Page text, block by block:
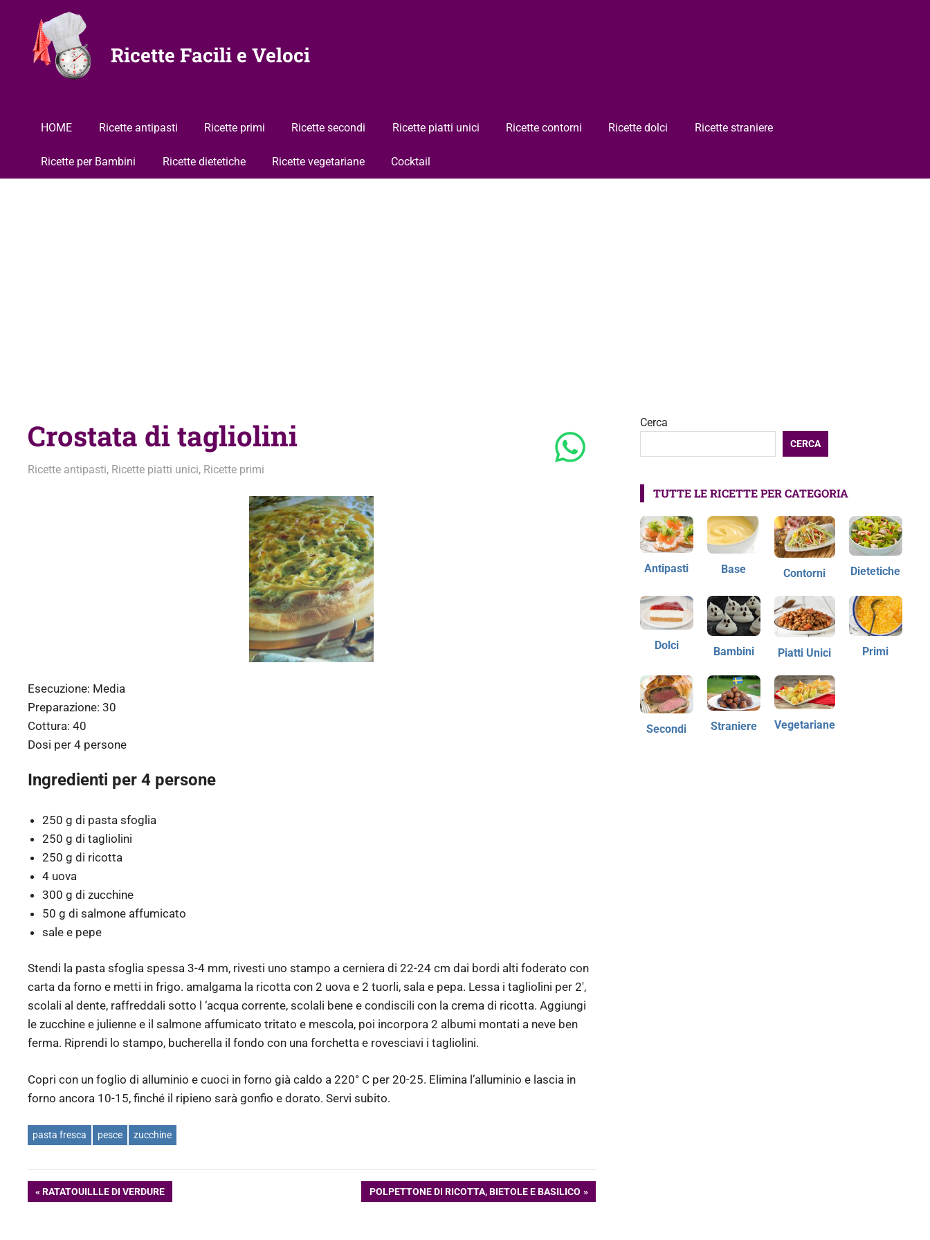
contenuto
Ricette Facili e Veloci
HOME Ricette antipasti Ricette primi Ricette secondi Ricette piatti unici Ricette contorni Ricette dolci Ricette straniere
Ricette per Bambini Ricette dietetiche Ricette vegetariane Cocktail
Crostata di tagliolini
27 Marzo 2012
admin
Ricette antipasti, Ricette piatti unici, Ricette primi
Esecuzione: Media
Preparazione: 30
Cottura: 40
Dosi per 4 persone
Ingredienti per 4 persone
250 g di pasta sfoglia
250 g di tagliolini
250 g di ricotta
4 uova
300 g di zucchine
50 g di salmone affumicato
sale e pepe
Stendi la pasta sfoglia spessa 3-4 mm, rivesti uno stampo a cerniera di 22-24 cm dai bordi alti foderato con
carta da forno e metti in frigo. amalgama la ricotta con 2 uova e 2 tuorli, sala e pepa. Lessa i tagliolini per 2′,
scolali al dente, raffreddali sotto l ‘acqua corrente, scolali bene e condiscili con la crema di ricotta. Aggiungi
le zucchine e julienne e il salmone affumicato tritato e mescola, poi incorpora 2 albumi montati a neve ben
ferma. Riprendi lo stampo, bucherella il fondo con una forchetta e rovesciavi i tagliolini.
Copri con un foglio di alluminio e cuoci in forno già caldo a 220° C per 20-25. Elimina l’alluminio e lascia in
forno ancora 10-15, finché il ripieno sarà gonfio e dorato. Servi subito.
pasta fresca pesce zucchine
Navigazione
ARTICOLO
RATATOUILLLE DI VERDURE
ARTICOLO
POLPETTONE DI RICOTTA, BIETOLE E BASILICO
Cerca
CERCA
TUTTE LE RICETTE PER CATEGORIA
Antipasti Base Contorni Dietetiche
Dolci Bambini Piatti Unici Primi
Secondi Straniere Vegetariane